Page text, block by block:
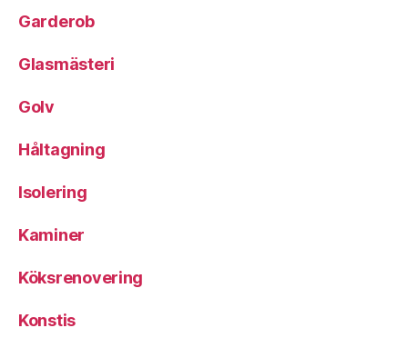
Garderob
Glasmästeri
Golv
Håltagning
Isolering
Kaminer
Köksrenovering
Konstis